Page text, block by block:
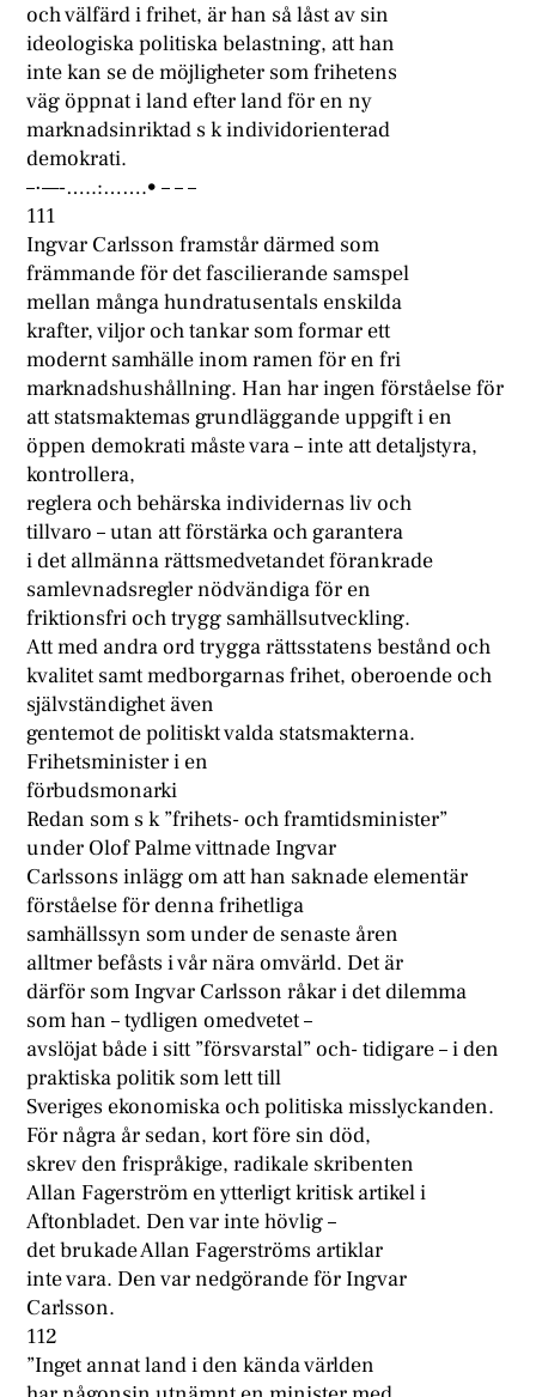
och välfärd i frihet, är han så låst av sin
ideologiska politiska belastning, att han
inte kan se de möjligheter som frihetens
väg öppnat i land efter land för en ny
marknadsinriktad s k individorienterad
demokrati.
–·—-…..:…….• – – –
111
Ingvar Carlsson framstår därmed som
främmande för det fascilierande samspel
mellan många hundratusentals enskilda
krafter, viljor och tankar som formar ett
modernt samhälle inom ramen för en fri
marknadshushållning. Han har ingen förståelse för
att statsmaktemas grundläggande uppgift i en
öppen demokrati måste vara – inte att detaljstyra,
kontrollera,
reglera och behärska individernas liv och
tillvaro – utan att förstärka och garantera
i det allmänna rättsmedvetandet förankrade
samlevnadsregler nödvändiga för en
friktionsfri och trygg samhällsutveckling.
Att med andra ord trygga rättsstatens bestånd och
kvalitet samt medborgarnas frihet, oberoende och
självständighet även
gentemot de politiskt valda statsmakterna.
Frihetsminister i en
förbudsmonarki
Redan som s k ”frihets- och framtidsminister”
under Olof Palme vittnade Ingvar
Carlssons inlägg om att han saknade elementär
förståelse för denna frihetliga
samhällssyn som under de senaste åren
alltmer befåsts i vår nära omvärld. Det är
därför som Ingvar Carlsson råkar i det dilemma
som han – tydligen omedvetet –
avslöjat både i sitt ”försvarstal” och- tidigare – i den
praktiska politik som lett till
Sveriges ekonomiska och politiska misslyckanden.
För några år sedan, kort före sin död,
skrev den frispråkige, radikale skribenten
Allan Fagerström en ytterligt kritisk artikel i
Aftonbladet. Den var inte hövlig –
det brukade Allan Fagerströms artiklar
inte vara. Den var nedgörande för Ingvar
Carlsson.
112
”Inget annat land i den kända världen